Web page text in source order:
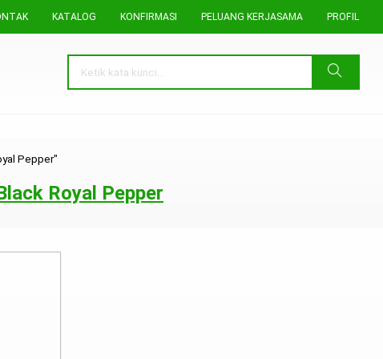
KATALOG KONFIRMASI PELUANG KERJASAMA PROFIL
Pepper"
Royal Pepper